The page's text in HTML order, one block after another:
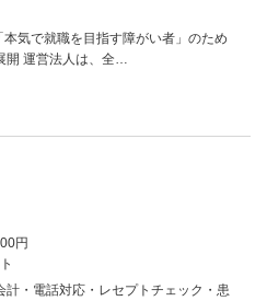
本気で就職を目指す障がい者」のため
開 運営法人は、全…
円
計・電話対応・レセプトチェック・患